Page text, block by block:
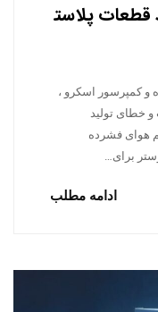
قطعات پلاست
کمپرسور اسکرو ،
خطای تولید
هوای فشرده
ادامه مطلب